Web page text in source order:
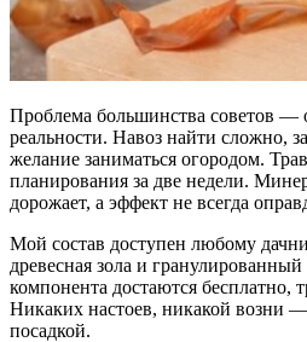
Проблема большинства советов —
реальности. Навоз найти сложно,
желание заниматься огородом.
планирования за две недели.
дорожает, а эффект не всегда
Мой состав доступен любому
древесная зола и
компонента достаются бесплатно,
Никаких настоев, никакой возни
посадкой.